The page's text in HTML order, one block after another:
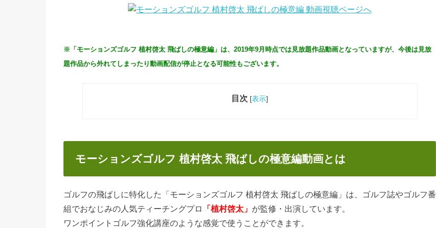
※「モーションズゴルフ 植村啓太 飛ばしの極意編」は、2019年9月時点では見放題作品動画となっていますが、今後は見放
題作品から外れてしまったり動画配信が停止となる可能性もございます。
目次 [表示]
モーションズゴルフ 植村啓太 飛ばしの極意編動画とは
ゴルフの飛ばしに特化した「モーションズゴルフ 植村啓太 飛ばしの極意編」は、ゴルフ誌やゴルフ番
組でおなじみの人気ティーチングプロ
「植村啓太」 が監修・出演しています。
ワンポイントゴルフ強化講座のような感覚で使うことができます。